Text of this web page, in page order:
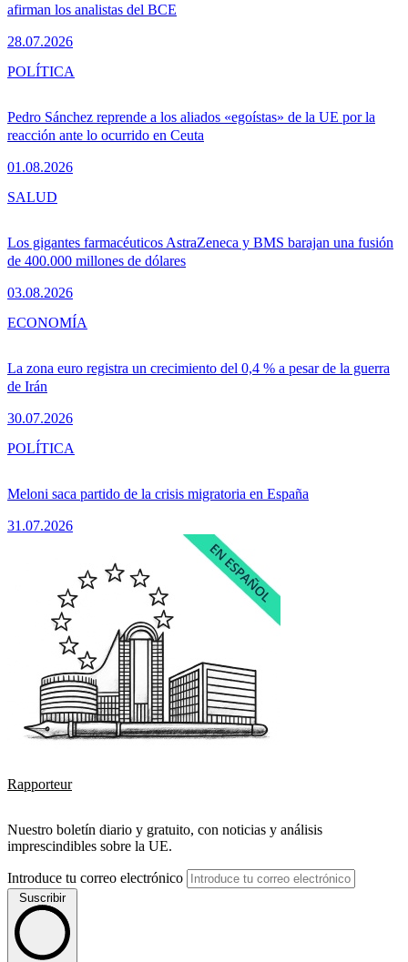
afirman los analistas del BCE
28.07.2026
Pedro Sánchez reprende a los aliados «egoístas» de la UE por la
reacción ante lo ocurrido en Ceuta
01.08.2026
POLÍTICA
Los gigantes farmacéuticos AstraZeneca y BMS barajan una fusión
de 400.000 millones de dólares
03.08.2026
SALUD
La zona euro registra un crecimiento del 0,4 % a pesar de la guerra
de Irán
30.07.2026
ECONOMÍA
Meloni saca partido de la crisis migratoria en España
31.07.2026
POLÍTICA
Rapporteur
Nuestro boletín diario y gratuito, con noticias y análisis
imprescindibles sobre la UE.
Introduce tu correo electrónico
Suscribir